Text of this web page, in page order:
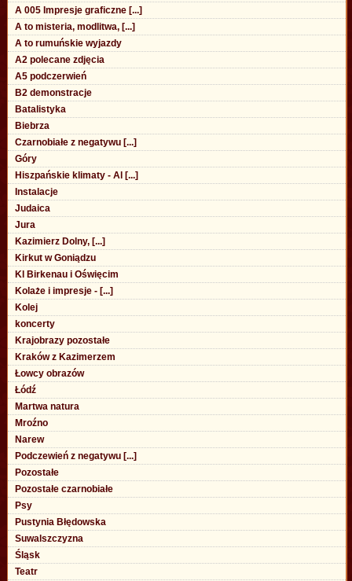
A 005 Impresje graficzne [...]
A to misteria, modlitwa, [...]
A to rumuńskie wyjazdy
A2 polecane zdjęcia
A5 podczerwień
B2 demonstracje
Batalistyka
Biebrza
Czarnobiałe z negatywu [...]
Góry
Hiszpańskie klimaty - Al [...]
Instalacje
Judaica
Jura
Kazimierz Dolny, [...]
Kirkut w Goniądzu
Kl Birkenau i Oświęcim
Kolaże i impresje - [...]
Kolej
koncerty
Krajobrazy pozostałe
Kraków z Kazimerzem
Łowcy obrazów
Łódź
Martwa natura
Mroźno
Narew
Podczewień z negatywu [...]
Pozostałe
Pozostałe czarnobiałe
Psy
Pustynia Błędowska
Suwalszczyzna
Śląsk
Teatr